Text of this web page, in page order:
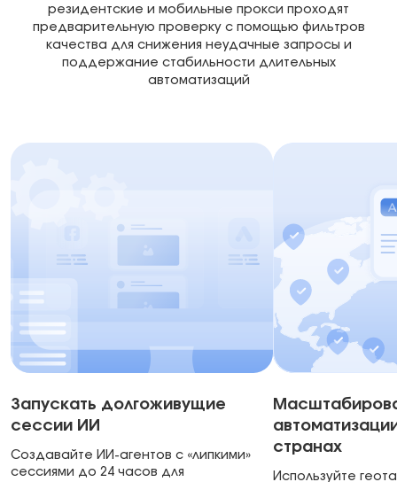
резидентские и мобильные прокси проходят
предварительную проверку с помощью фильтров
качества для снижения неудачные запросы и
поддержание стабильности длительных
автоматизаций
Запускать долгоживущие
сессии ИИ
Создавайте ИИ-агентов с «липкими»
сессиями до 24 часов для
странах
Используйте